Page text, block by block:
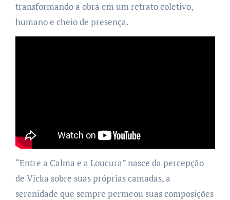
transformando a obra em um retrato coletivo,
humano e cheio de presença.
“Entre a Calma e a Loucura” nasce da percepção
de Vicka sobre suas próprias camadas, a
serenidade que sempre permeou suas composições